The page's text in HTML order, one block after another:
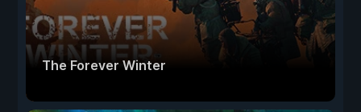
The Forever Winter